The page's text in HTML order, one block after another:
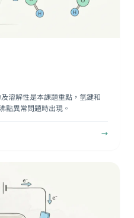
溶解性是本課題重點，氫鍵和
點異常問題時出現。
→